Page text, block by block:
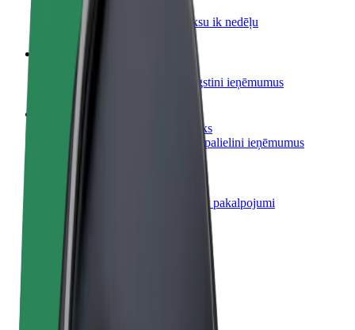
Kļūsti par kurjeru
Piegādā ēdienu un saņem izmaksu ik nedēļu
Pievieno restorānu vai veikalu
Sasniedz vairāk klientu un paaugstini ieņēmumus
Reģistrējies kā autoparka īpašnieks
Pievieno savu autoparku Bolt un palielini ieņēmumus
Bolt for Business
Tavam uzņēmumam pielāgoti Bolt pakalpojumi